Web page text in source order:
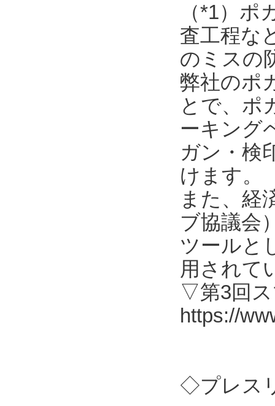
（*1）
査工程な
のミスの
弊社のポ
とで、ポ
ーキング
ガン・検
けます。
また、経
ブ協議会
ツールと
用されて
▽第3回ス
https://
◇プレス